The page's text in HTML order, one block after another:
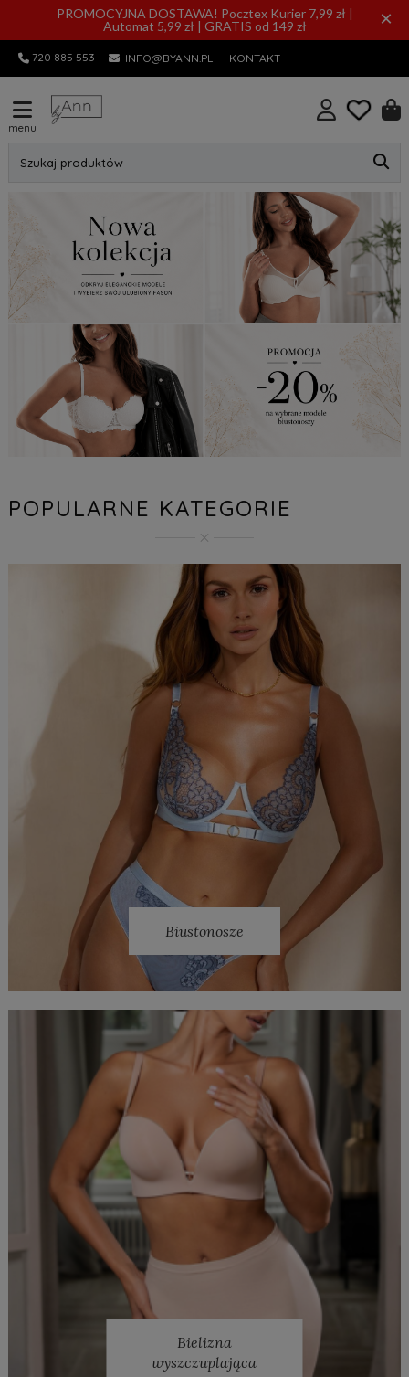
PROMOCYJNA DOSTAWA! Pocztex Kurier 7,99 zł |
Automat 5,99 zł | GRATIS od 149 zł
×
720 885 553 INFO@BYANN.PL KONTAKT
menu
Szukaj produktów
POPULARNE KATEGORIE
Biustonosze
Bielizna
wyszczuplająca